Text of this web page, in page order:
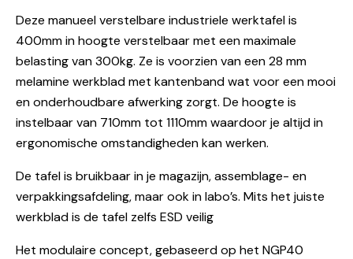
Deze manueel verstelbare industriele werktafel is
400mm in hoogte verstelbaar met een maximale
belasting van 300kg. Ze is voorzien van een 28 mm
melamine werkblad met kantenband wat voor een mooi
en onderhoudbare afwerking zorgt. De hoogte is
instelbaar van 710mm tot 1110mm waardoor je altijd in
ergonomische omstandigheden kan werken.
De tafel is bruikbaar in je magazijn, assemblage- en
verpakkingsafdeling, maar ook in labo’s. Mits het juiste
werkblad is de tafel zelfs ESD veilig
Het modulaire concept, gebaseerd op het NGP40